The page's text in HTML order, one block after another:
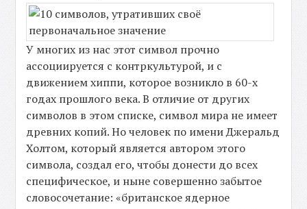
У многих из нас этот символ прочно
ассоциируется с контркультурой, и с
движением хиппи, которое возникло в 60-х
годах прошлого века. В отличие от других
символов в этом списке, символ мира не имеет
древних копий. Но человек по имени Джеральд
Холтом, который является автором этого
символа, создал его, чтобы донести до всех
специфическое, и ныне совершенно забытое
словосочетание: «британское ядерное